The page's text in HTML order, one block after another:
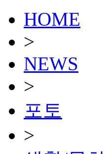
HOME
>
NEWS
>
포토
>